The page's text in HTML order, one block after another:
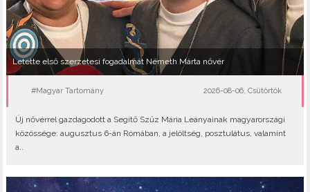
Letette első szerzetesi fogadalmát Németh Márta nővér
#Magyar Tartomány 2026-08-06, Csütörtök
Új nővérrel gazdagodott a Segítő Szűz Mária Leányainak magyarországi
közössége: augusztus 6-án Rómában, a jelöltség, posztulátus, valamint
a..